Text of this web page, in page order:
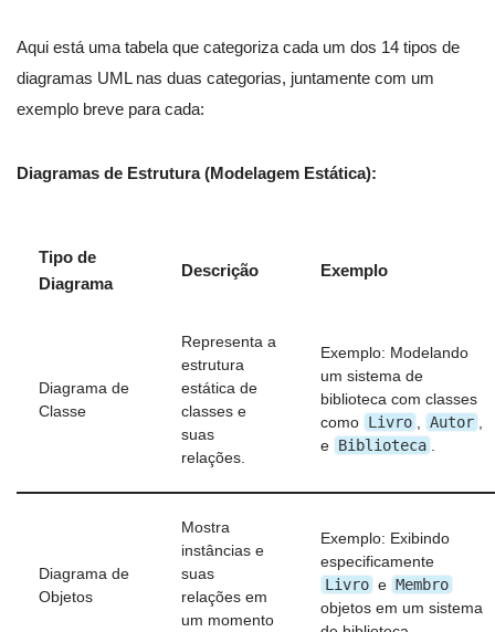
Aqui está uma tabela que categoriza cada um dos 14 tipos de
diagramas UML nas duas categorias, juntamente com um
exemplo breve para cada:
Diagramas de Estrutura (Modelagem Estática):
Tipo de
Diagrama
Descrição Exemplo
Diagrama de
Classe
Representa a
estrutura
estática de
classes e
suas
relações.
Exemplo: Modelando
um sistema de
biblioteca com classes
como Livro Autor
e Biblioteca
Diagrama de
Objetos
Mostra
instâncias e
suas
relações em
um momento
Exemplo: Exibindo
especificamente
Livro e Membro
objetos em um sistema